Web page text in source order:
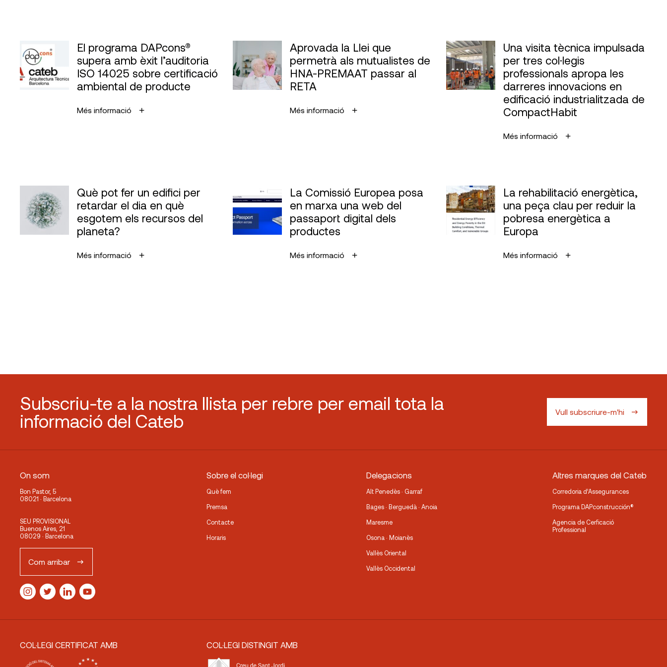
El programa DAPcons®
supera amb èxit l’auditoria
ISO 14025 sobre certificació
ambiental de producte
Més informació
Aprovada la Llei que
permetrà als mutualistes de
HNA-PREMAAT passar al
RETA
Més informació
Una visita tècnica impulsada
per tres col·legis
professionals apropa les
darreres innovacions en
edificació industrialitzada de
CompactHabit
Més informació
Què pot fer un edifici per
retardar el dia en què
esgotem els recursos del
planeta?
Més informació
La Comissió Europea posa
en marxa una web del
passaport digital dels
productes
Més informació
La rehabilitació energètica,
una peça clau per reduir la
pobresa energètica a
Europa
Més informació
Subscriu-te a la nostra llista per rebre per email tota la
informació del Cateb
Vull subscriure-m'hi
On som
Bon Pastor, 5
08021 · Barcelona
SEU PROVISIONAL
Buenos Aires, 21
08029 · Barcelona
Com arribar
Sobre el col·legi
Què fem
Premsa
Contacte
Horaris
Delegacions
Alt Penedès · Garraf
Bages · Berguedà · Anoia
Maresme
Osona · Moianès
Vallès Oriental
Vallès Occidental
Altres marques del Cateb
Corredoria d’Assegurances
Programa DAPconstrucción®
Agencia de Cerficació
Professional
COL·LEGI CERTIFICAT AMB COL·LEGI DISTINGIT AMB